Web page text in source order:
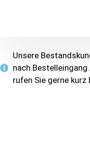
Unsere
nach
rufen Sie gerne kurz